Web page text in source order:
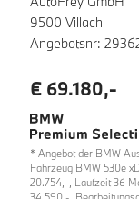
9500 Villach
Angebotsnr:
€ 69.180,-
* Angebot der BMW
Fahrzeug BMW 530e
20.754,-, Laufzeit 36